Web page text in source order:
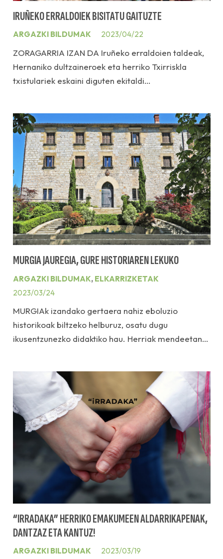
IRUÑEKO ERRALDOIEK BISITATU GAITUZTE
ARGAZKI BILDUMAK 2023/04/22
ZORAGARRIA IZAN DA Iruñeko erraldoien taldeak,
Hernaniko dultzaineroek eta herriko Txirriskla
txistulariek eskaini diguten ekitaldi…
MURGIA JAUREGIA, GURE HISTORIAREN LEKUKO
ARGAZKI BILDUMAK, ELKARRIZKETAK
2023/03/24
MURGIAk izandako gertaera nahiz eboluzio
historikoak biltzeko helburuz, osatu dugu
ikusentzunezko didaktiko hau. Herriak mendeetan…
“IRRADAKA” HERRIKO EMAKUMEEN ALDARRIKAPENAK,
DANTZAZ ETA KANTUZ!
ARGAZKI BILDUMAK 2023/03/19